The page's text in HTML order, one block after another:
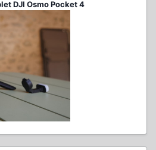
DJI Osmo Pocket 4